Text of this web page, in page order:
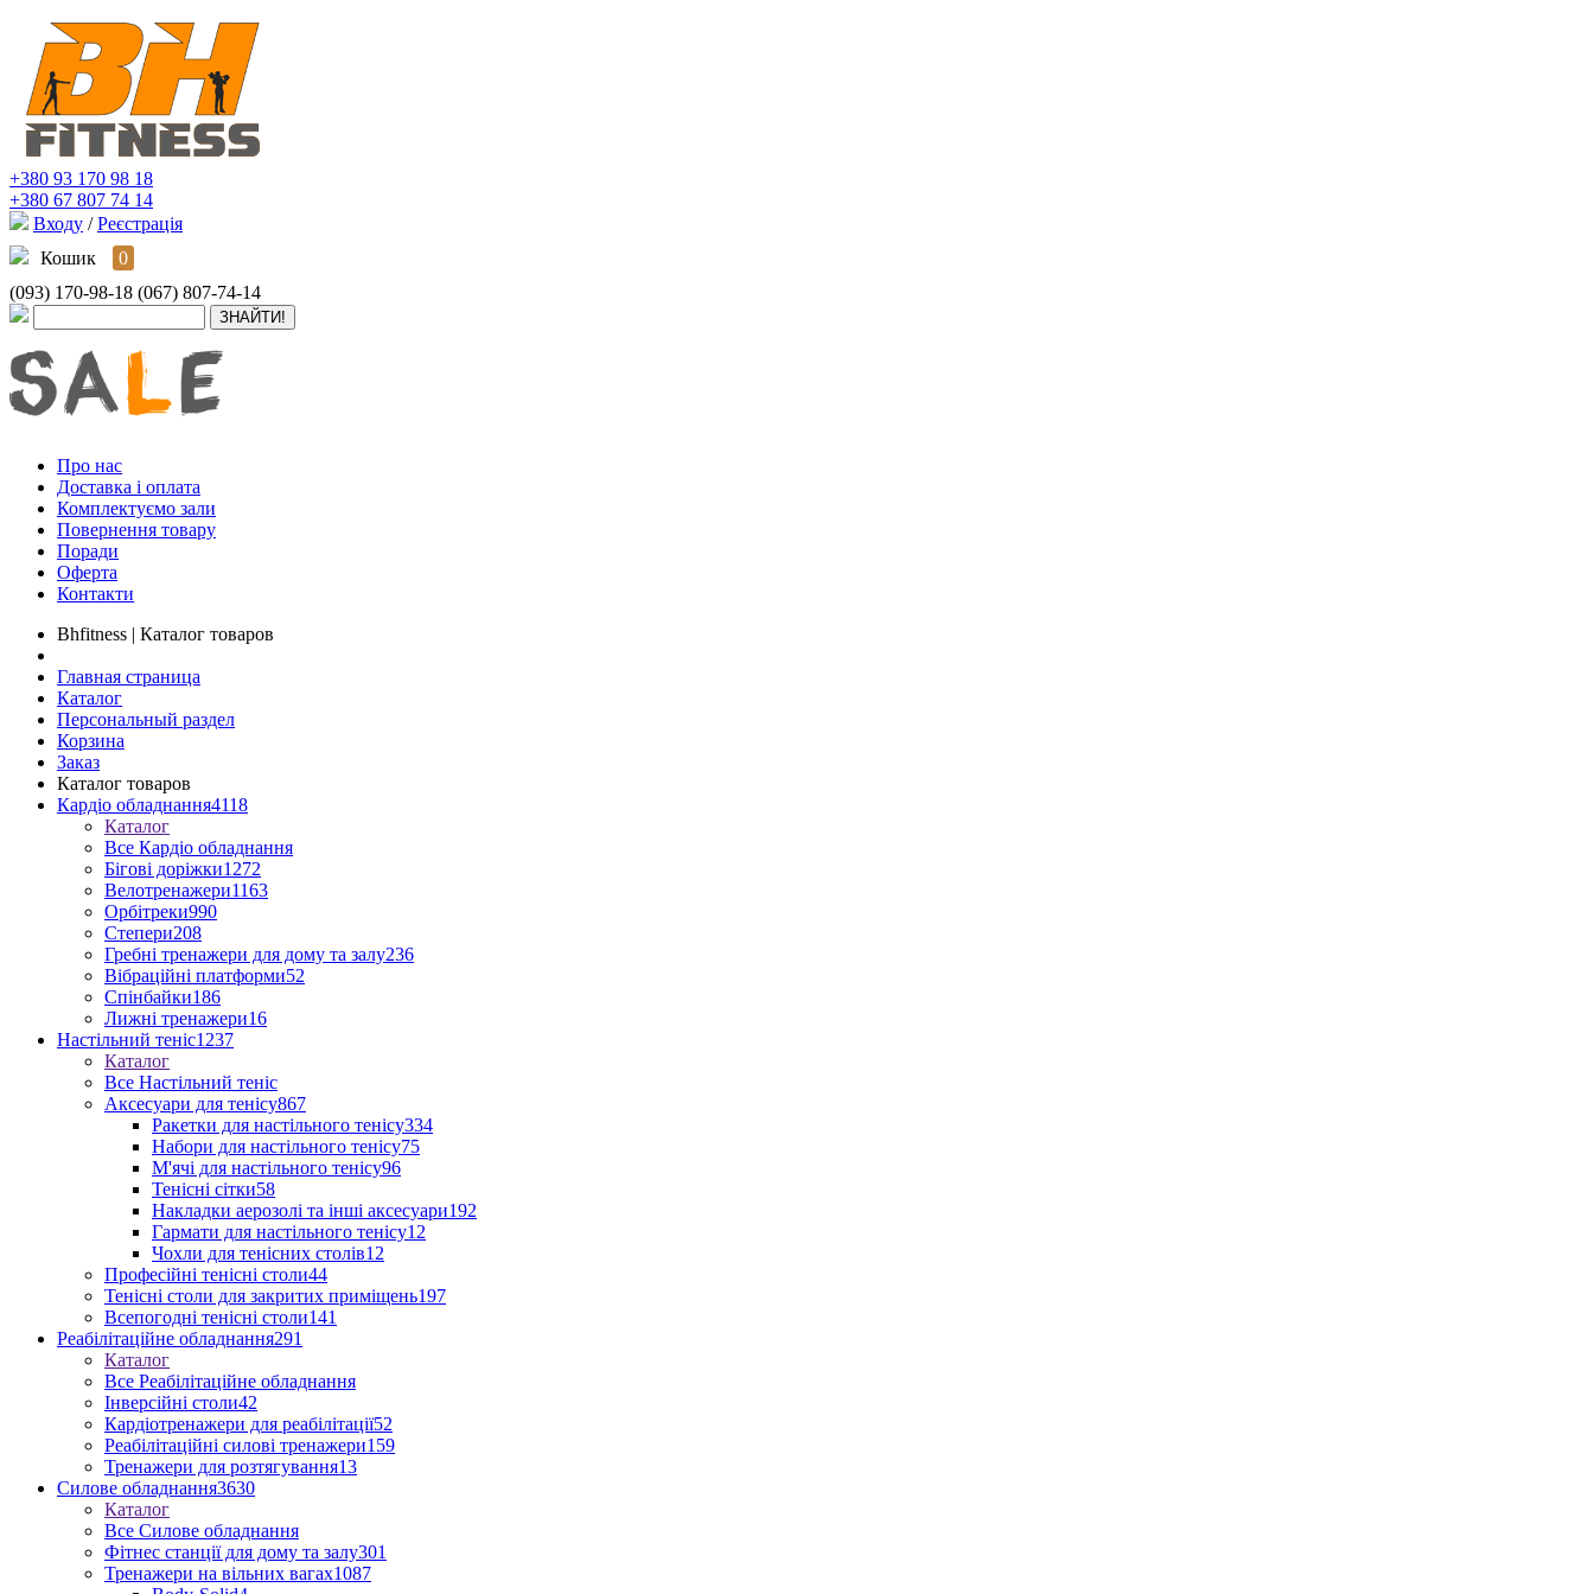
+380 93 170 98 18
+380 67 807 74 14
Входу / Реєстрація
Кошик
0
(093) 170-98-18 (067) 807-74-14
Про нас
Доставка і оплата
Комплектуємо зали
Повернення товару
Поради
Оферта
Контакти
Bhfitness | Каталог товаров
Главная страница
Каталог
Персональный раздел
Корзина
Заказ
Каталог товаров
Кардіо обладнання4118
Каталог
Все Кардіо обладнання
Бігові доріжки1272
Велотренажери1163
Орбітреки990
Степери208
Гребні тренажери для дому та залу236
Вібраційні платформи52
Спінбайки186
Лижні тренажери16
Настільний теніс1237
Каталог
Все Настільний теніс
Аксесуари для тенісу867
Ракетки для настільного тенісу334
Набори для настільного тенісу75
М'ячі для настільного тенісу96
Тенісні сітки58
Накладки аерозолі та інші аксесуари192
Гармати для настільного тенісу12
Чохли для тенісних столів12
Професійні тенісні столи44
Тенісні столи для закритих приміщень197
Всепогодні тенісні столи141
Реабілітаційне обладнання291
Каталог
Все Реабілітаційне обладнання
Інверсійні столи42
Кардіотренажери для реабілітації52
Реабілітаційні силові тренажери159
Тренажери для розтягування13
Силове обладнання3630
Каталог
Все Силове обладнання
Фітнес станції для дому та залу301
Тренажери на вільних вагах1087